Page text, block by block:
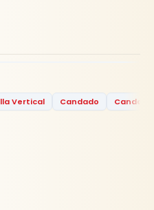
Vertical Candado